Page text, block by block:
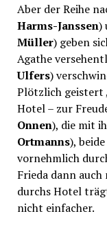
Aber der Reihe
Harms-Janssen)
Müller) geben
Agathe
Ulfers)
Plötzlich geistert
Hotel – zur
Onnen), die mit
Ortmanns),
vornehmlich
Frieda dann
durchs Hotel
nicht einfacher.